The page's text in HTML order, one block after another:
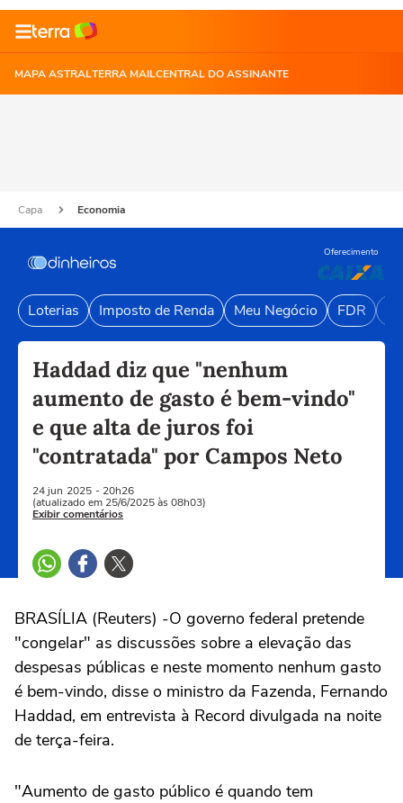
MAPA ASTRALTERRA MAILCENTRAL DO ASSINANTE
Capa Economia
Oferecimento
Loterias Imposto de Renda Meu Negócio FDR
Haddad diz que "nenhum
aumento de gasto é bem-vindo"
e que alta de juros foi
"contratada" por Campos Neto
24 jun 2025 - 20h26
(atualizado em 25/6/2025 às 08h03)
Exibir comentários
BRASÍLIA (Reuters) -O governo federal pretende
"congelar" as discussões sobre a elevação das
despesas públicas e neste momento nenhum gasto
é bem-vindo, disse o ministro da Fazenda, Fernando
Haddad, em entrevista à Record divulgada na noite
de terça-feira.
"Aumento de gasto público é quando tem